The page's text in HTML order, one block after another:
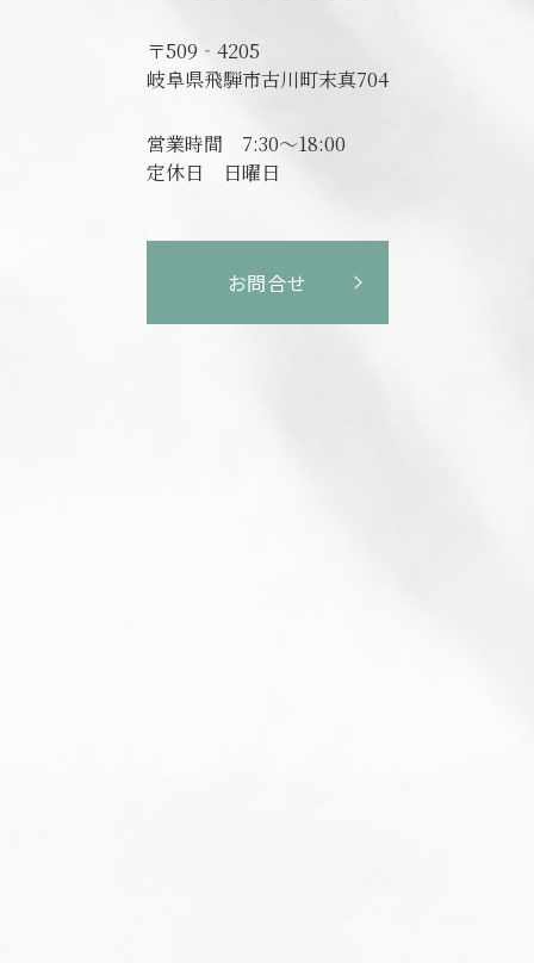
〒509‐4205
岐阜県飛騨市古川町末真704
営業時間 7:30～18:00
定休日
日曜日
お問合せ